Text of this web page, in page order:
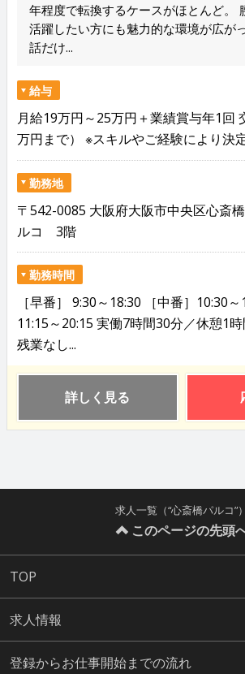
年程度で転換するケースがほとんど。
活躍したい方にも魅力的な環境が広が
話だけ...
給与
月給19万円～25万円＋業績賞与年1回
万円まで） ※スキルやご経験により決
勤務地
〒542-0085 大阪府大阪市中央区心斎
ルコ 3階
勤務時間
［早番］ 9:30～18:30 ［中番］10:30～
11:15～20:15 実働7時間30分／休憩1
残業なし...
詳しく見る
求人一覧（“心斎橋パルコ”）
このページの先頭
TOP
求人情報
登録からお仕事開始までの流れ